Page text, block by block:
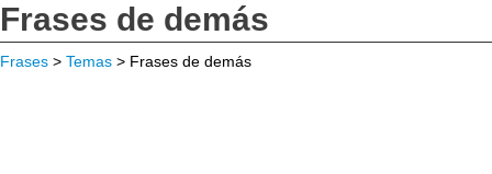
Frases de demás
Frases > Temas > Frases de demás